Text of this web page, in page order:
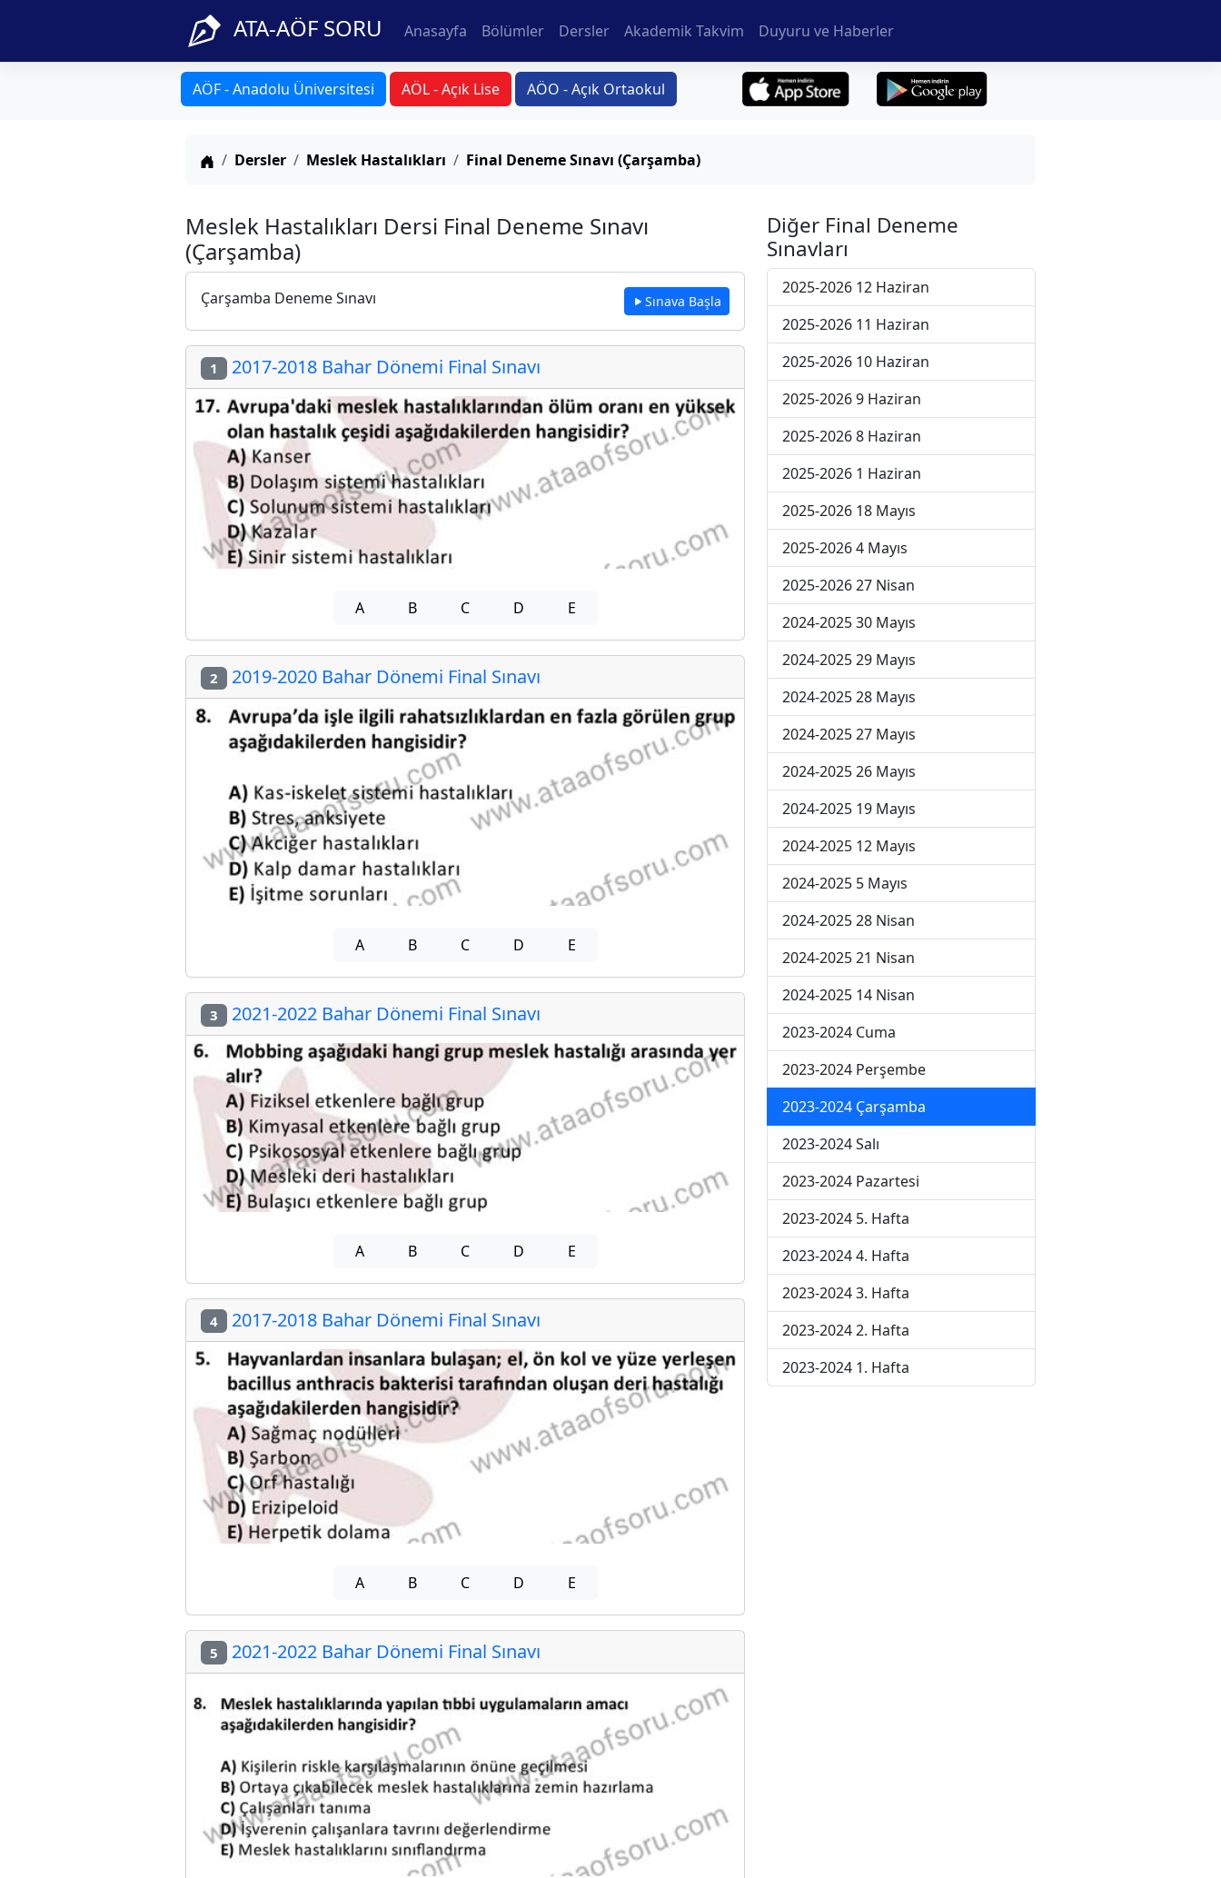
ATA-AÖF SORU Anasayfa Bölümler Dersler Akademik Takvim Duyuru ve Haberler
AÖF - Anadolu Üniversitesi AÖL - Açık Lise AÖO - Açık Ortaokul
Anasayfa
Dersler Meslek Hastalıkları Final Deneme Sınavı (Çarşamba)
Meslek Hastalıkları Dersi Final Deneme Sınavı
(Çarşamba)
Çarşamba Deneme Sınavı Sınava Başla
1 2017-2018 Bahar Dönemi Final Sınavı
A B C D E
2 2019-2020 Bahar Dönemi Final Sınavı
A B C D E
3 2021-2022 Bahar Dönemi Final Sınavı
A B C D E
4 2017-2018 Bahar Dönemi Final Sınavı
A B C D E
5 2021-2022 Bahar Dönemi Final Sınavı
Diğer Final Deneme
Sınavları
2025-2026 12 Haziran
2025-2026 11 Haziran
2025-2026 10 Haziran
2025-2026 9 Haziran
2025-2026 8 Haziran
2025-2026 1 Haziran
2025-2026 18 Mayıs
2025-2026 4 Mayıs
2025-2026 27 Nisan
2024-2025 30 Mayıs
2024-2025 29 Mayıs
2024-2025 28 Mayıs
2024-2025 27 Mayıs
2024-2025 26 Mayıs
2024-2025 19 Mayıs
2024-2025 12 Mayıs
2024-2025 5 Mayıs
2024-2025 28 Nisan
2024-2025 21 Nisan
2024-2025 14 Nisan
2023-2024 Cuma
2023-2024 Perşembe
2023-2024 Çarşamba
2023-2024 Salı
2023-2024 Pazartesi
2023-2024 5. Hafta
2023-2024 4. Hafta
2023-2024 3. Hafta
2023-2024 2. Hafta
2023-2024 1. Hafta